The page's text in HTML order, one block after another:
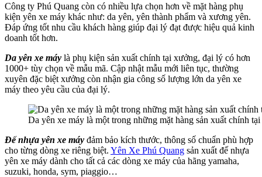
Công ty Phú Quang còn có nhiều lựa chọn hơn về mặt hàng phụ
kiện yên xe máy khác như: da yên, yên thành phẩm và xương yên.
Đáp ứng tốt nhu cầu khách hàng giúp đại lý đạt được hiệu quả kinh
doanh tốt hơn.
Da yên xe máy là phụ kiện sản xuất chính tại xưởng, đại lý có hơn
1000+ tùy chọn về mẫu mã. Cập nhật mẫu mới liên tục, thường
xuyên đặc biệt xưởng còn nhận gia công số lượng lớn da yên xe
máy theo yêu cầu của đại lý.
Da yên xe máy là một trong những mặt hàng sản xuất chính
Đế nhựa yên xe máy đảm bảo kích thước, thông số chuẩn phù hợp
cho từng dòng xe riêng biệt. Yên Xe Phú Quang sản xuất đế nhựa
yên xe máy dành cho tất cả các dòng xe máy của hãng yamaha,
suzuki, honda, sym, piaggio…